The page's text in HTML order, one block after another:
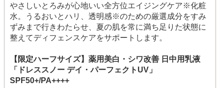
やさしいとろみが心地いい全方位エイジングケア※化粧
水。うるおいとハリ、透明感※のための厳選成分をすみ
ずみまで行きわたらせ、夏の肌を常に満ち足りた状態に
整えてディフェンスケアをサポートします。
【限定ハーフサイズ】薬用美白・シワ改善 日中用乳液
「ドレススノー デイ・パーフェクトUV」
SPF50+/PA++++